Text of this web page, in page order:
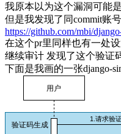
我原本以为这个漏洞可能
但是我发现了同commit账
https://github.com/mbi/
在这个pr里同样也有一处
继续审计 发现了这个验证
下面是我画的一张django-